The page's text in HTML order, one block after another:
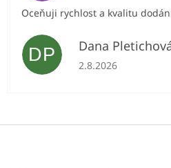
Oceňuji rychlost a kvalitu
DP Dana
Hodnocení
2.8.2026
Z